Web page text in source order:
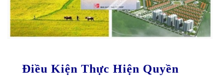
Điều Kiện Thực Hiện Quyền